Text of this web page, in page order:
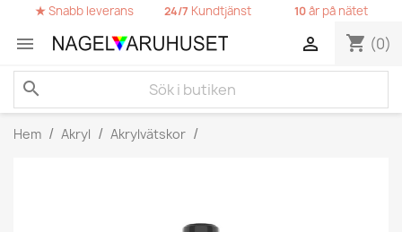
★Snabb leverans 24/7 Kundtjänst 10år på nätet
 shopping_cart (0)

search
Hem Akryl Akrylvätskor